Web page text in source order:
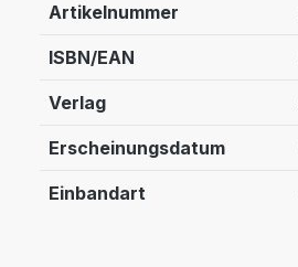
Artikelnummer
ISBN/EAN
Verlag
Erscheinungsdatum
Einbandart